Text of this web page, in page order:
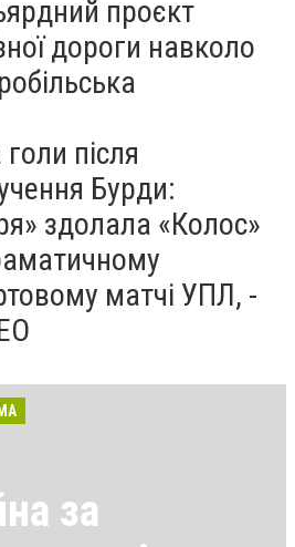
проєкт
дороги навколо
після
Бурди:
здолала «Колос»
матчі УПЛ, -
за